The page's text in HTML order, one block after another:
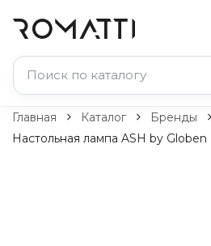
Каталог Romatti
Свет и освещение
Главная Каталог Бренды
Настольная лампа ASH by Globen